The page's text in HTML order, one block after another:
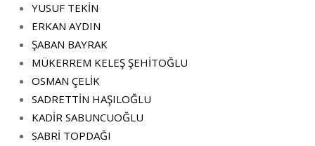
YUSUF TEKİN
ERKAN AYDIN
ŞABAN BAYRAK
MÜKERREM KELEŞ ŞEHİTOĞLU
OSMAN ÇELİK
SADRETTİN HAŞILOĞLU
KADİR SABUNCUOĞLU
SABRİ TOPDAĞI